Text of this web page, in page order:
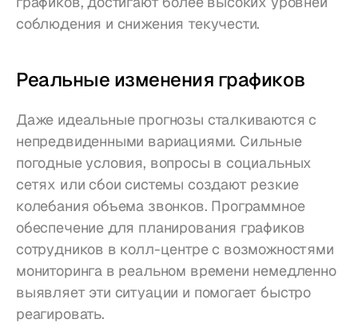
соблюдения и снижения текучести.
Реальные изменения графиков
Даже идеальные прогнозы сталкиваются с
непредвиденными вариациями. Сильные
погодные условия, вопросы в социальных
сетях или сбои системы создают резкие
колебания объема звонков. Программное
обеспечение для планирования графиков
сотрудников в колл-центре с возможностями
мониторинга в реальном времени немедленно
выявляет эти ситуации и помогает быстро
реагировать.